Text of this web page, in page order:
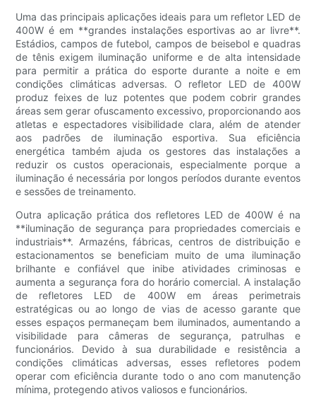
Uma das principais aplicações ideais para um refletor LED de
400W é em **grandes instalações esportivas ao ar livre**.
Estádios, campos de futebol, campos de beisebol e quadras
de tênis exigem iluminação uniforme e de alta intensidade
para permitir a prática do esporte durante a noite e em
condições climáticas adversas. O refletor LED de 400W
produz feixes de luz potentes que podem cobrir grandes
áreas sem gerar ofuscamento excessivo, proporcionando aos
atletas e espectadores visibilidade clara, além de atender
aos padrões de iluminação esportiva. Sua eficiência
energética também ajuda os gestores das instalações a
reduzir os custos operacionais, especialmente porque a
iluminação é necessária por longos períodos durante eventos
e sessões de treinamento.
Outra aplicação prática dos refletores LED de 400W é na
**iluminação de segurança para propriedades comerciais e
industriais**. Armazéns, fábricas, centros de distribuição e
estacionamentos se beneficiam muito de uma iluminação
brilhante e confiável que inibe atividades criminosas e
aumenta a segurança fora do horário comercial. A instalação
de refletores LED de 400W em áreas perimetrais
estratégicas ou ao longo de vias de acesso garante que
esses espaços permaneçam bem iluminados, aumentando a
visibilidade para câmeras de segurança, patrulhas e
funcionários. Devido à sua durabilidade e resistência a
condições climáticas adversas, esses refletores podem
operar com eficiência durante todo o ano com manutenção
mínima, protegendo ativos valiosos e funcionários.